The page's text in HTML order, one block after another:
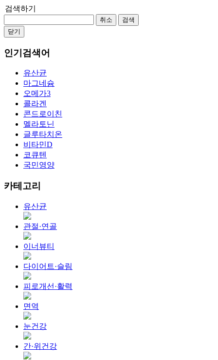
검색하기
취소
검색
닫기
인기검색어
유산균
마그네슘
오메가3
콜라겐
콘드로이친
멜라토닌
글루타치온
비타민D
코큐텐
국민영양
카테고리
유산균
관절·연골
이너뷰티
다이어트·슬림
피로개선·활력
면역
눈건강
간·위건강